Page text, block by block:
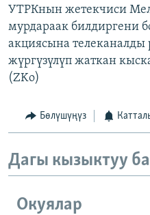
УТРКнын жетекчиси
мурдараак билдиргени
акциясына
жүргүзүлүп жаткан
(ZKo)
Бөлүшүңүз
Дагы кызыктуу
Окуялар